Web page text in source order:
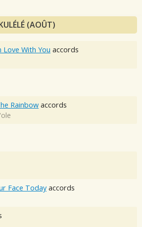
(AOÛT)
Love With You accords
Rainbow accords
Face Today accords